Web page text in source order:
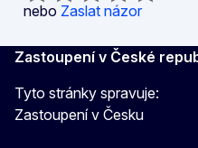
nebo Zaslat názor
Zastoupení v České
Tyto stránky spravuje:
Zastoupení v Česku